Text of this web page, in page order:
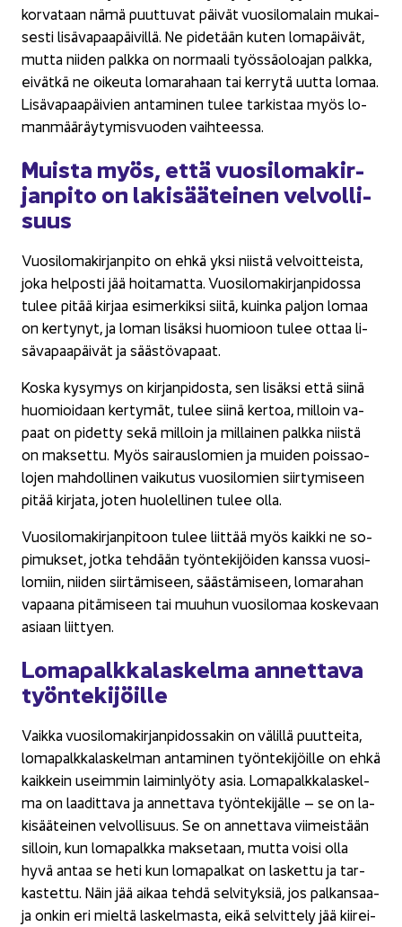
kor­va­taan nämä puut­tu­vat päi­vät vuo­si­lo­ma­lain mu­kai­
ses­ti li­sä­va­paa­päi­vil­lä. Ne pi­de­tään kuten lo­ma­päi­vät,
mutta nii­den palk­ka on nor­maa­li työs­sä­oloa­jan palk­ka,
ei­vät­kä ne oi­keu­ta lo­ma­ra­haan tai ker­ry­tä uutta lomaa.
Li­sä­va­paa­päi­vien an­ta­mi­nen tulee tar­kis­taa myös lo­
man­mää­räy­ty­mis­vuo­den vaih­tees­sa.
Muis­ta myös, että vuo­si­lo­ma­kir­
jan­pi­to on la­ki­sää­tei­nen vel­vol­li­
suus
Vuo­si­lo­ma­kir­jan­pi­to on ehkä yksi niis­tä vel­voit­teis­ta,
joka hel­pos­ti jää hoi­ta­mat­ta. Vuo­si­lo­ma­kir­jan­pi­dos­sa
tulee pitää kir­jaa esi­mer­kik­si siitä, kuin­ka pal­jon lomaa
on ker­ty­nyt, ja loman li­säk­si huo­mioon tulee ottaa li­
sä­va­paa­päi­vät ja sääs­tö­va­paat.
Koska ky­sy­mys on kir­jan­pi­dos­ta, sen li­säk­si että siinä
huo­mioi­daan ker­ty­mät, tulee siinä ker­toa, mil­loin va­
paat on pi­det­ty sekä mil­loin ja mil­lai­nen palk­ka niis­tä
on mak­set­tu. Myös sai­raus­lo­mien ja mui­den pois­sao­
lo­jen mah­dol­li­nen vai­ku­tus vuo­si­lo­mien siir­ty­mi­seen
pitää kir­ja­ta, joten huo­lel­li­nen tulee olla.
Vuo­si­lo­ma­kir­jan­pi­toon tulee liit­tää myös kaik­ki ne so­
pi­muk­set, jotka teh­dään työn­te­ki­jöi­den kans­sa vuo­si­
lo­miin, nii­den siir­tä­mi­seen, sääs­tä­mi­seen, lo­ma­ra­han
va­paa­na pi­tä­mi­seen tai muu­hun vuo­si­lo­maa kos­ke­vaan
asi­aan liit­tyen.
Lo­ma­palk­ka­las­kel­ma an­net­ta­va
työn­te­ki­jöil­le
Vaik­ka vuo­si­lo­ma­kir­jan­pi­dos­sa­kin on vä­lil­lä puut­tei­ta,
lo­ma­palk­ka­las­kel­man an­ta­mi­nen työn­te­ki­jöil­le on ehkä
kaik­kein useim­min lai­min­lyö­ty asia. Lo­ma­palk­ka­las­kel­
ma on laa­dit­ta­va ja an­net­ta­va työn­te­ki­jäl­le – se on la­
ki­sää­tei­nen vel­vol­li­suus. Se on an­net­ta­va vii­meis­tään
sil­loin, kun lo­ma­palk­ka mak­se­taan, mutta voisi olla
hyvä antaa se heti kun lo­ma­pal­kat on las­ket­tu ja tar­
kas­tet­tu. Näin jää aikaa tehdä sel­vi­tyk­siä, jos pal­kan­saa­
ja onkin eri miel­tä las­kel­mas­ta, eikä sel­vit­te­ly jää kii­rei­